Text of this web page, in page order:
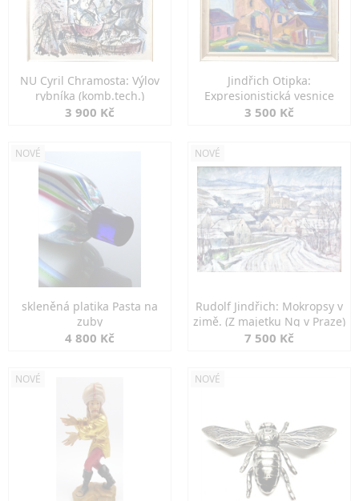
NU Cyril Chramosta: Výlov
rybníka (komb.tech.)
3 900 Kč
Jindřich Otipka:
Expresionistická vesnice
3 500 Kč
NOVÉ
skleněná platika Pasta na
zuby
4 800 Kč
NOVÉ
Rudolf Jindřich: Mokropsy v
zimě. (Z majetku Ng v Praze)
7 500 Kč
NOVÉ NOVÉ